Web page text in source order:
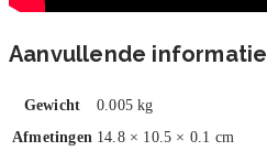
Aanvullende informatie
Gewicht
0.005 kg
Afmetingen 14.8 × 10.5 × 0.1 cm